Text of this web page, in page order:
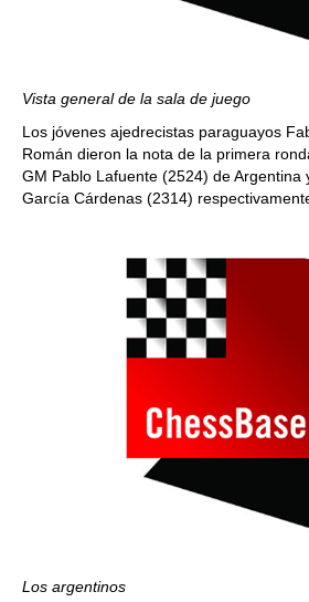
Vista general de la sala de juego
Los jóvenes ajedrecistas paraguayos
Román dieron la nota de la primera
GM Pablo Lafuente (2524) de Argentina
García Cárdenas (2314)
Los argentinos